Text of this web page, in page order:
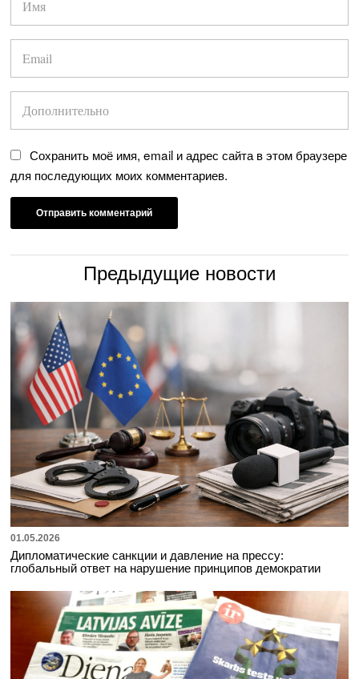
Сохранить моё имя, email и адрес сайта в этом браузере
для последующих моих комментариев.
Предыдущие новости
01.05.2026
Дипломатические санкции и давление на прессу:
глобальный ответ на нарушение принципов демократии